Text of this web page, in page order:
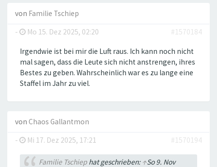
von Familie Tschiep
-
Mo 15. Dez 2025, 02:20 #1570184
Irgendwie ist bei mir die Luft raus. Ich kann noch nicht
mal sagen, dass die Leute sich nicht anstrengen, ihres
Bestes zu geben. Wahrscheinlich war es zu lange eine
Staffel im Jahr zu viel.
von Chaos Gallantmon
-
Mi 17. Dez 2025, 17:21 #1570194
Familie Tschiephat geschrieben: ↑So 9. Nov